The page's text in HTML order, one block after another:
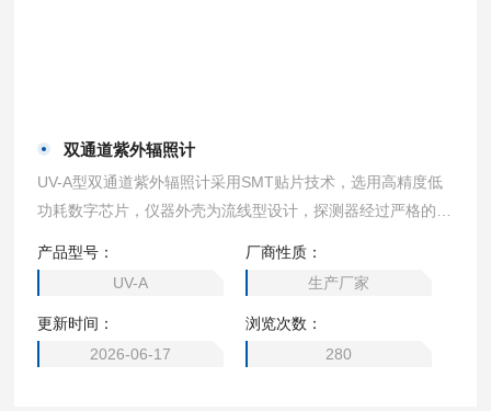
双通道紫外辐照计
UV-A型双通道紫外辐照计采用SMT贴片技术，选用高精度低
功耗数字芯片，仪器外壳为流线型设计，探测器经过严格的光
分子材料老化、紫外光源、以及大规模集成电路光刻等领域的
紫外辐照度测量工作。
产品型号：
UV-A
厂商性质：
生产厂家
更新时间：
2026-06-17
浏览次数：
280